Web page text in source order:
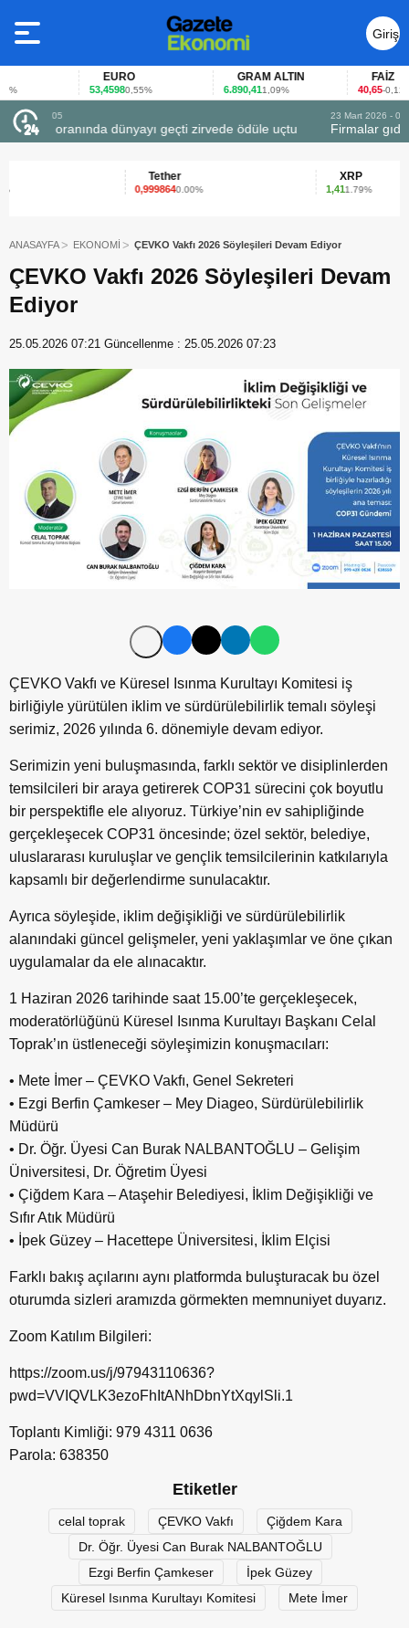
Giriş
Yap
EURO
53,45980,55%
GRAM ALTIN
6.890,411,09% 40,65-0,12%
23 Mart 2026 - 07:12
Firmalar gıda fuarlarını bu anket ile değerlendirdi
Tether
0,9998640.00% 1.79%
ANASAYFA EKONOMİ ÇEVKO Vakfı 2026 Söyleşileri Devam Ediyor
ÇEVKO Vakfı 2026 Söyleşileri Devam
Ediyor
25.05.2026 07:21 Güncellenme : 25.05.2026 07:23
ÇEVKO Vakfı ve Küresel Isınma Kurultayı Komitesi iş
birliğiyle yürütülen iklim ve sürdürülebilirlik temalı söyleşi
serimiz, 2026 yılında 6. dönemiyle devam ediyor.
Serimizin yeni buluşmasında, farklı sektör ve disiplinlerden
temsilcileri bir araya getirerek COP31 sürecini çok boyutlu
bir perspektifle ele alıyoruz. Türkiye’nin ev sahipliğinde
gerçekleşecek COP31 öncesinde; özel sektör, belediye,
uluslararası kuruluşlar ve gençlik temsilcilerinin katkılarıyla
kapsamlı bir değerlendirme sunulacaktır.
Ayrıca söyleşide, iklim değişikliği ve sürdürülebilirlik
alanındaki güncel gelişmeler, yeni yaklaşımlar ve öne çıkan
uygulamalar da ele alınacaktır.
1 Haziran 2026 tarihinde saat 15.00’te gerçekleşecek,
moderatörlüğünü Küresel Isınma Kurultayı Başkanı Celal
Toprak’ın üstleneceği söyleşimizin konuşmacıları:
• Mete İmer – ÇEVKO Vakfı, Genel Sekreteri
• Ezgi Berfin Çamkeser – Mey Diageo, Sürdürülebilirlik
Müdürü
• Dr. Öğr. Üyesi Can Burak NALBANTOĞLU – Gelişim
Üniversitesi, Dr. Öğretim Üyesi
• Çiğdem Kara – Ataşehir Belediyesi, İklim Değişikliği ve
Sıfır Atık Müdürü
• İpek Güzey – Hacettepe Üniversitesi, İklim Elçisi
Farklı bakış açılarını aynı platformda buluşturacak bu özel
oturumda sizleri aramızda görmekten memnuniyet duyarız.
Zoom Katılım Bilgileri:
https://zoom.us/j/97943110636?
pwd=VVIQVLK3ezoFhItANhDbnYtXqylSli.1
Toplantı Kimliği: 979 4311 0636
Parola: 638350
Etiketler
celal toprak ÇEVKO Vakfı
Çiğdem Kara
Dr. Öğr. Üyesi Can Burak NALBANTOĞLU
Ezgi Berfin Çamkeser
İpek Güzey
Küresel Isınma Kurultayı Komitesi
Mete İmer